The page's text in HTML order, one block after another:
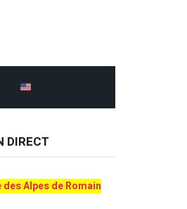
DIRECT
des Alpes de Romain